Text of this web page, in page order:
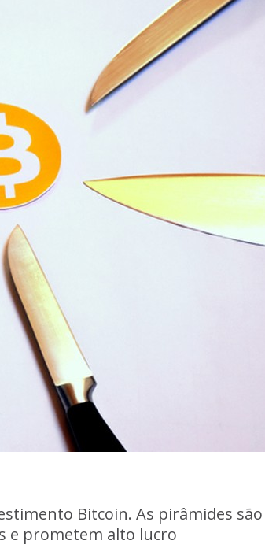
Bitcoin. As pirâmides
e prometem alto lucro